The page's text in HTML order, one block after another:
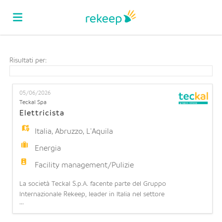
Offerte
lavoro
CV
Login
Lingua
Risultati per:
05/06/2026
Teckal Spa
Elettricista
Italia,Abruzzo, L'Aquila
Energia
Facility management/Pulizie
La società Teckal S.p.A. facente parte del Gruppo
Internazionale Rekeep, leader in Italia nel settore
dell'Integrated Facility Management con 80 anni di
esperienza, 28.000 dipendenti e oltre 1 miliardo di
...